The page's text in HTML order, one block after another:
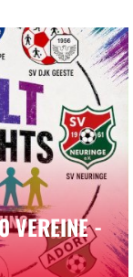
VEREINE -